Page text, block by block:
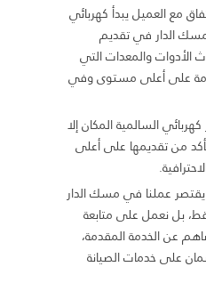
مع العميل يبدأ كهربائي
الدار في تقديم
الأدوات والمعدات التي
على أعلى مستوى وفي
كهربائي السالمية المكان إلا
من تقديمها على أعلى
يقتصر عملنا في مسك الدار
بل نعمل على متابعة
عن الخدمة المقدمة،
على خدمات الصيانة